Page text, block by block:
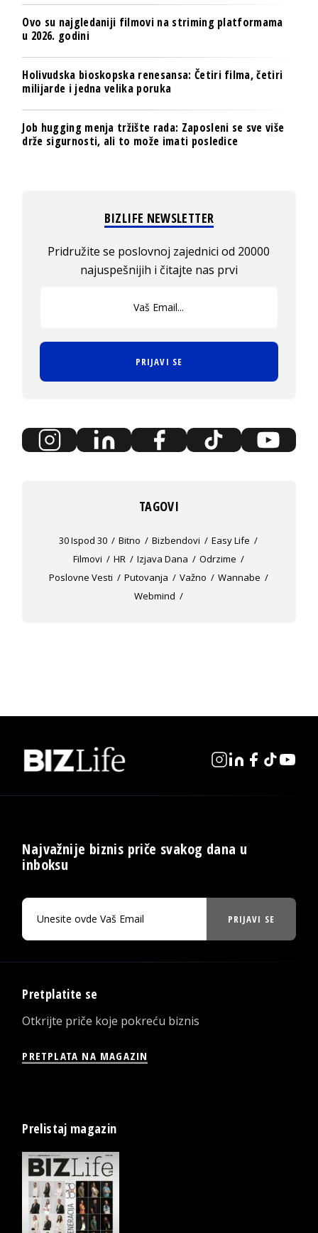
Ovo su najgledaniji filmovi na striming platformama
u 2026. godini
Holivudska bioskopska renesansa: Četiri filma, četiri
milijarde i jedna velika poruka
Job hugging menja tržište rada: Zaposleni se sve više
drže sigurnosti, ali to može imati posledice
BIZLIFE NEWSLETTER
Pridružite se poslovnoj zajednici od 20000
najuspešnijih i čitajte nas prvi
PRIJAVI SE
TAGOVI
30 Ispod 30 Bitno Bizbendovi
Easy Life
Filmovi
HR Izjava Dana
Odrzime
Poslovne Vesti
Putovanja Važno
Wannabe
Webmind
Najvažnije biznis priče svakog dana u
inboksu
PRIJAVI SE
Pretplatite se
Otkrijte priče koje pokreću biznis
PRETPLATA NA MAGAZIN
Prelistaj magazin